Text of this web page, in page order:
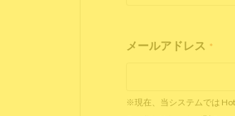
メールアドレス *
※現在、当システムでは